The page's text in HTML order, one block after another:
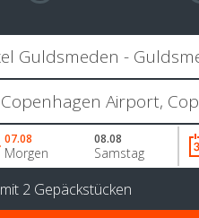
07.08
Morgen
08.08
Samstag
mit 2 Gepäckstücken